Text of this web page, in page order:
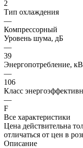
2
Тип охлаждения
—
Компрессорный
Уровень шума, дБ
—
39
Энергопотребление,
—
106
Класс
—
F
Все характеристики
Цена действительна
отличаться от цен в
Описание